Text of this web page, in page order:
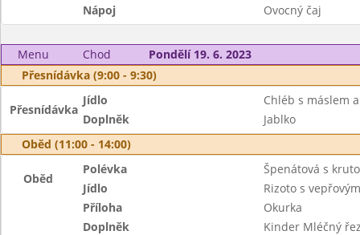
Nápoj
Ovocný čaj
Menu Chod
Pondělí 19. 6. 2023
Přesnídávka (9:00 - 9:30)
Přesnídávka
Jídlo
Chléb s máslem
Doplněk
Jablko
Oběd (11:00 - 14:00)
Oběd
Polévka
Špenátová s
Jídlo
Rizoto s
Příloha
Okurka
Doplněk
Kinder Mléčný